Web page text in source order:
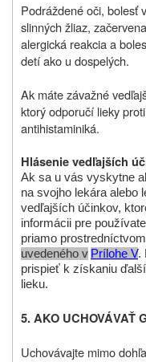
Podráždené oči, bolesť
slinných žliaz,
alergická reakcia a
detí ako u dospelých.
Ak máte závažné
ktorý odporučí lieky
antihistaminiká.
Hlásenie vedľajších
Ak sa u vás vyskytne
na svojho lekára alebo
vedľajších účinkov,
informácii pre
priamo prostredníctvom
uvedeného v Prílohe V.
prispieť k získaniu
lieku.
5.AKO UCHOVÁVAŤ
Uchovávajte mimo